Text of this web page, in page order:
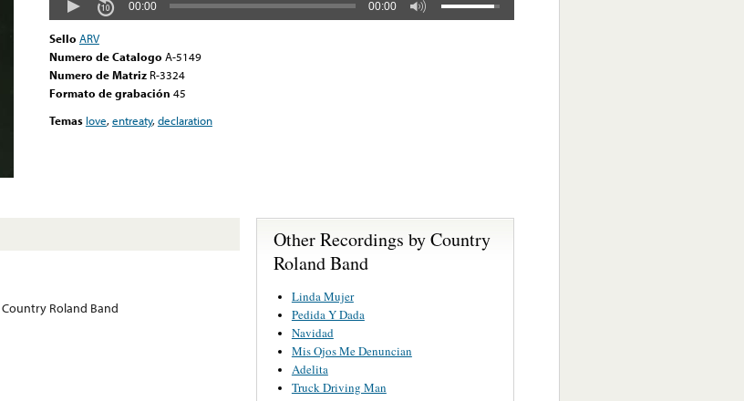
00:00 00:00
Sello ARV
Numero de Catalogo A-5149
Numero de Matriz R-3324
Formato de grabación 45
Temas love,entreaty,declaration
Country Roland Band
Other Recordings by Country
Roland Band
Linda Mujer
Pedida Y Dada
Navidad
Mis Ojos Me Denuncian
Adelita
Truck Driving Man